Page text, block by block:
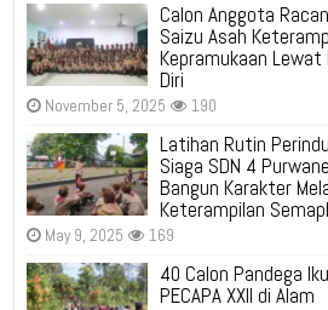
Calon Anggota
Saizu Asah
Kepramukaan Lewat
Diri
November 5, 2025 190
Latihan Rutin
Siaga SDN 4
Bangun Karakter
Keterampilan
May 9, 2025 169
40 Calon Pandega
PECAPA XXII di Alam